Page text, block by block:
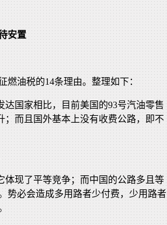
安置
燃油税的14条理由。整理如下：
达国家相比，目前美国的93号汽油零售
；而且国外基本上没有收费公路，即不
体现了平等竞争；而中国的公路多且等
势必会造成多用路者少付费，少用路者